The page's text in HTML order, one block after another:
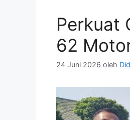
Perkuat
62
24 Juni 2026 oleh